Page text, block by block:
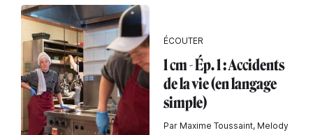
ÉCOUTER
1 cm - Ép. 1 : Accidents
de la vie (en langage
simple)
Par Maxime Toussaint, Melody